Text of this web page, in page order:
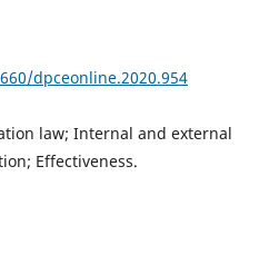
dpceonline.2020.954
law; Internal and external
Effectiveness.